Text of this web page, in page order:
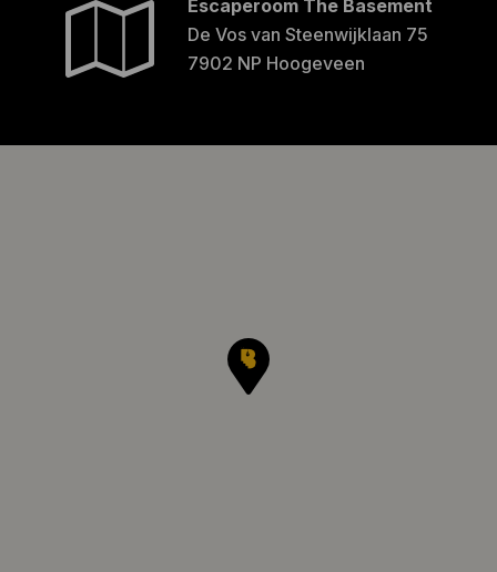
Escaperoom The Basement
De Vos van Steenwijklaan 75
7902 NP Hoogeveen